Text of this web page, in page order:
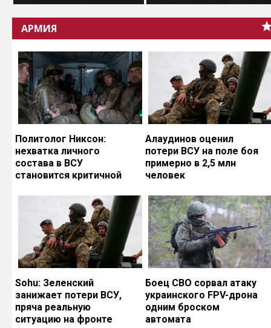
АРМИЯ
Политолог Никсон:
нехватка личного
состава в ВСУ
становится критичной
Алаудинов оценил
потери ВСУ на поле боя
примерно в 2,5 млн
человек
Sohu: Зеленский
занижает потери ВСУ,
пряча реальную
ситуацию на фронте
Боец СВО сорвал атаку
украинского FPV-дрона
одним броском
автомата